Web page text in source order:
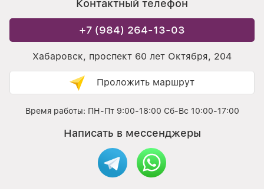
Контактный телефон
+7 (984) 264-13-03
Хабаровск, проспект 60 лет Октября, 204
Проложить маршрут
Время работы: ПН-Пт 9:00-18:00 Сб-Вс 10:00-17:00
Написать в мессенджеры